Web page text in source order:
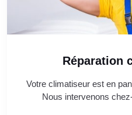
Réparation
Votre climatiseur est en
Nous intervenons